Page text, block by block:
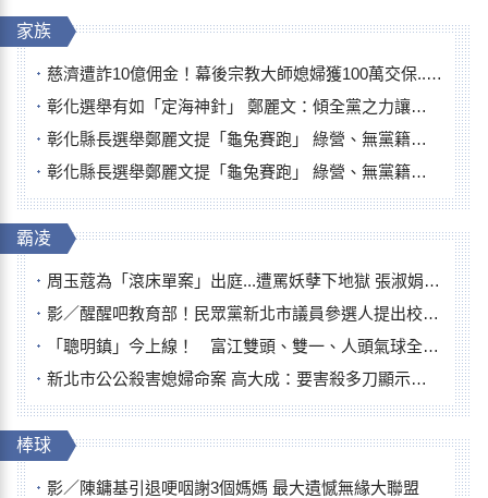
家族
慈濟遭詐10億佣金！幕後宗教大師媳婦獲100萬交保...快步奔離不發一語
彰化選舉有如「定海神針」 鄭麗文：傾全黨之力讓彰化贏
彰化縣長選舉鄭麗文提「龜兔賽跑」 綠營、無黨籍忙否認是烏龜
彰化縣長選舉鄭麗文提「龜兔賽跑」 綠營、無黨籍忙否認是烏龜
霸凌
周玉蔻為「滾床單案」出庭...遭罵妖孽下地獄 張淑娟批：舌頭殺人有罪
影／醒醒吧教育部！民眾黨新北市議員參選人提出校園反毒防線升級政見
「聰明鎮」今上線！ 富江雙頭、雙一、人頭氣球全登場
新北市公公殺害媳婦命案 高大成：要害殺多刀顯示怨恨深
棒球
影／陳鏞基引退哽咽謝3個媽媽 最大遺憾無緣大聯盟